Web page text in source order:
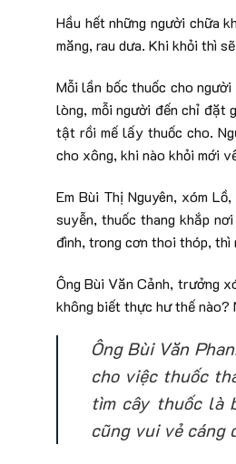
Hầu hết những người chữa
măng, rau dưa. Khi khỏi thì
Mỗi lần bốc thuốc cho
lòng, mỗi người đến chỉ đặt
tật rồi mế lấy thuốc cho.
cho xông, khi nào khỏi mới
Em Bùi Thị Nguyên, xóm
suyễn, thuốc thang khắp
đình, trong cơn thoi thóp, thì
Ông Bùi Văn Cảnh, trưởng
không biết thực hư thế nào?
Ông Bùi Văn
cho việc thuốc
tìm cây thuốc là
cũng vui vẻ cáng